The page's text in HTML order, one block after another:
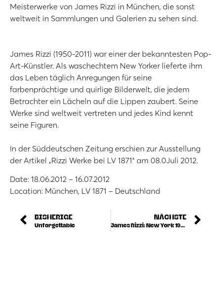
Meisterwerke von James Rizzi in München, die sonst
weltweit in Sammlungen und Galerien zu sehen sind.
James Rizzi (1950-2011) war einer der bekanntesten Pop-
Art-Künstler. Als waschechtem New Yorker lieferte ihm
das Leben täglich Anregungen für seine
farbenprächtige und quirlige Bilderwelt, die jedem
Betrachter ein Lächeln auf die Lippen zaubert. Seine
Werke sind weltweit vertreten und jedes Kind kennt
seine Figuren.
In der Süddeutschen Zeitung erschien zur Ausstellung
der Artikel „Rizzi Werke bei LV 1871“ am 08.0Juli 2012.
Date: 18.06.2012 – 16.07.2012
Location: München, LV 1871 – Deutschland
BISHERIGE
Unforgettable
NÄCHSTE
James Rizzi: New York 1950 – 2011